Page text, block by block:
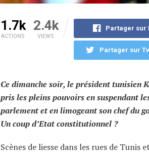
1.7k
ACTIONS
2.4k
VIEWS
Partager sur
Partager sur
Ce dimanche soir, le président tunisien
pris les pleins pouvoirs en suspendant
parlement et en limogeant son chef du
Un coup d’Etat constitutionnel ?
Scènes de liesse dans les rues de Tunis